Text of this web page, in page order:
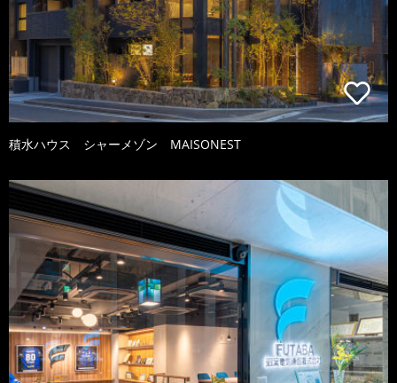
積水ハウス シャーメゾン MAISONEST